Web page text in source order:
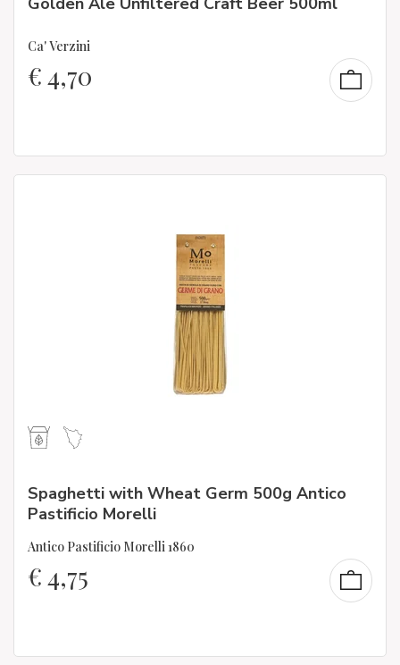
Ca' Verzini
€4,70
Spaghetti with Wheat Germ 500g Antico
Pastificio Morelli
Antico Pastificio Morelli 1860
€4,75